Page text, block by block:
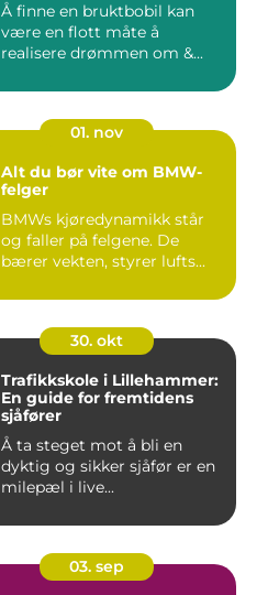
Å finne en bruktbobil kan
være en flott måte å
realisere drømmen om &...
01. nov
Alt du bør vite om BMW-
felger
BMWs kjøredynamikk står
og faller på felgene. De
bærer vekten, styrer lufts...
30. okt
Trafikkskole i Lillehammer:
En guide for fremtidens
sjåfører
Å ta steget mot å bli en
dyktig og sikker sjåfør er en
milepæl i live...
03. sep